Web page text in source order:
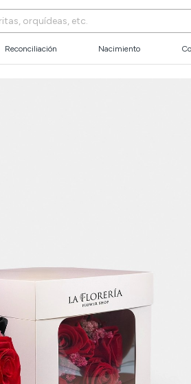
Reconciliación Nacimiento